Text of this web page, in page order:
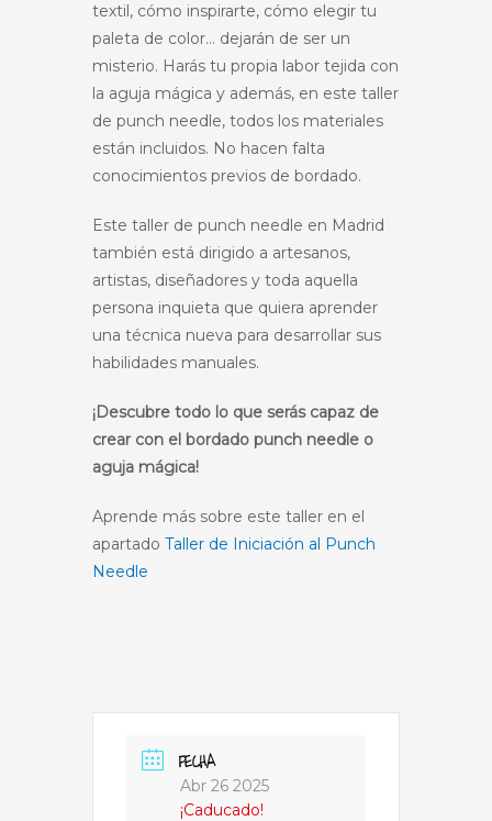
textil, cómo inspirarte, cómo elegir tu
paleta de color… dejarán de ser un
misterio. Harás tu propia labor tejida con
la aguja mágica y además, en este taller
de punch needle, todos los materiales
están incluidos. No hacen falta
conocimientos previos de bordado.
Este taller de punch needle en Madrid
también está dirigido a artesanos,
artistas, diseñadores y toda aquella
persona inquieta que quiera aprender
una técnica nueva para desarrollar sus
habilidades manuales.
¡Descubre todo lo que serás capaz de
crear con el bordado punch needle o
aguja mágica!
Aprende más sobre este taller en el
apartado Taller de Iniciación al Punch
Needle
FECHA
Abr 26 2025
¡Caducado!